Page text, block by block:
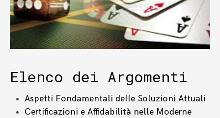
Elenco dei Argomenti
Aspetti Fondamentali delle Soluzioni Attuali
Certificazioni e Affidabilità nelle Moderne